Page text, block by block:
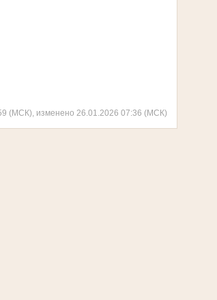
(МСК), изменено 26.01.2026 07:36 (МСК)